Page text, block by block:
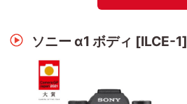
ソニー α1 ボディ [ILCE-1]